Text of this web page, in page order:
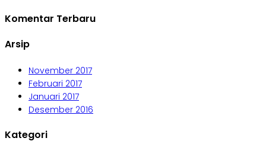
Komentar Terbaru
Arsip
November 2017
Februari 2017
Januari 2017
Desember 2016
Kategori